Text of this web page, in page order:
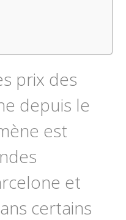
prix des
depuis le
est
et
certains